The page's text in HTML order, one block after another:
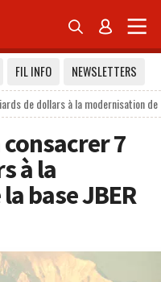
 
FIL INFO
NEWSLETTERS
de dollars à la modernisation de
consacrer 7
à la
base JBER